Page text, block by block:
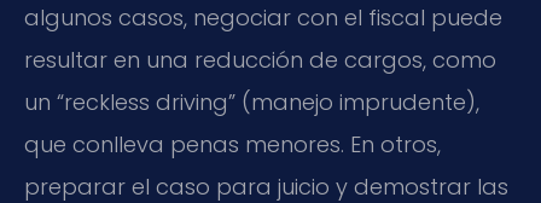
algunos casos, negociar con el fiscal puede
resultar en una reducción de cargos, como
un “reckless driving” (manejo imprudente),
que conlleva penas menores. En otros,
preparar el caso para juicio y demostrar las